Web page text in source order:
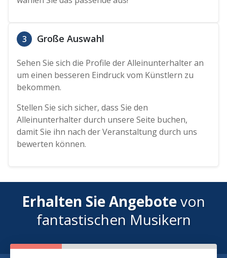
3 Große Auswahl
Sehen Sie sich die Profile der Alleinunterhalter an
um einen besseren Eindruck vom Künstlern zu
bekommen.
Stellen Sie sich sicher, dass Sie den
Alleinunterhalter durch unsere Seite buchen,
damit Sie ihn nach der Veranstaltung durch uns
bewerten können.
Erhalten Sie Angebotevon
fantastischen Musikern